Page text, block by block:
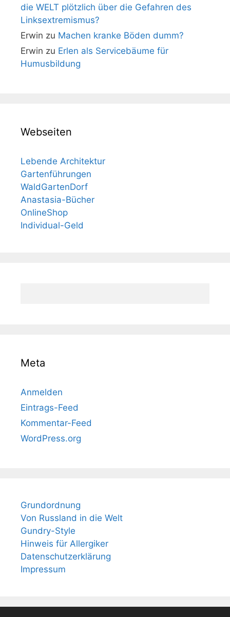
die WELT plötzlich über die Gefahren des
Linksextremismus?
Erwin zu Machen kranke Böden dumm?
Erwin zu Erlen als Servicebäume für
Humusbildung
Webseiten
Lebende Architektur
Gartenführungen
WaldGartenDorf
Anastasia-Bücher
OnlineShop
Individual-Geld
Meta
Anmelden
Eintrags-Feed
Kommentar-Feed
WordPress.org
Grundordnung
Von Russland in die Welt
Gundry-Style
Hinweis für Allergiker
Datenschutzerklärung
Impressum